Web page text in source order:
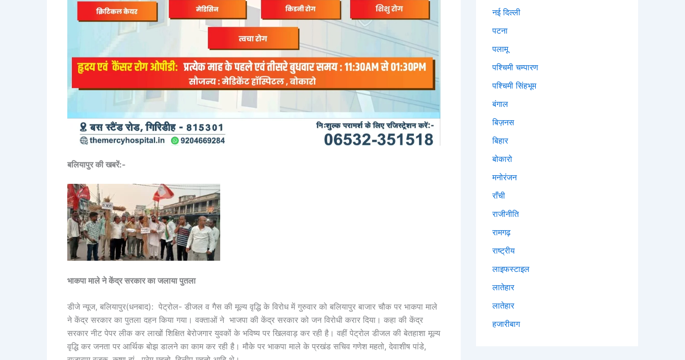
बलियापुर की खबरें:-
भाकपा माले ने केंद्र सरकार का जलाया पुतला
डीजे न्यूज, बलियापुर(धनबाद): पेट्रोल- डीजल व गैस की मूल्य वृद्धि के विरोध में गुरुवार को बलियापुर बाजार चौक पर भाकपा माले
ने केंद्र सरकार का पुतला दहन किया गया। वक्ताओं ने भाजपा की केंद्र सरकार को जन विरोधी करार दिया। कहा की केंद्र
सरकार नीट पेपर लीक कर लाखों शिक्षित बेरोजगार युवकों के भविष्य पर खिलवाड़ कर रही है। वहीं पेट्रोल डीजल की बेतहाशा मूल्य
वृद्धि कर जनता पर आर्थिक बोझ डालने का काम कर रही है। मौके पर भाकपा माले के प्रखंड सचिव गणेश महतो, देवाशीष पांडे,
नई दिल्ली
पटना
पलामू
पश्चिमी चम्पारण
पश्चिमी सिंहभूम
बंगाल
बिज़नस
बिहार
बोकारो
मनोरंजन
राँची
राजीनीति
रामगढ़
राष्ट्रीय
लाइफस्टाइल
लातेहार
लातेहार
हजारीबाग